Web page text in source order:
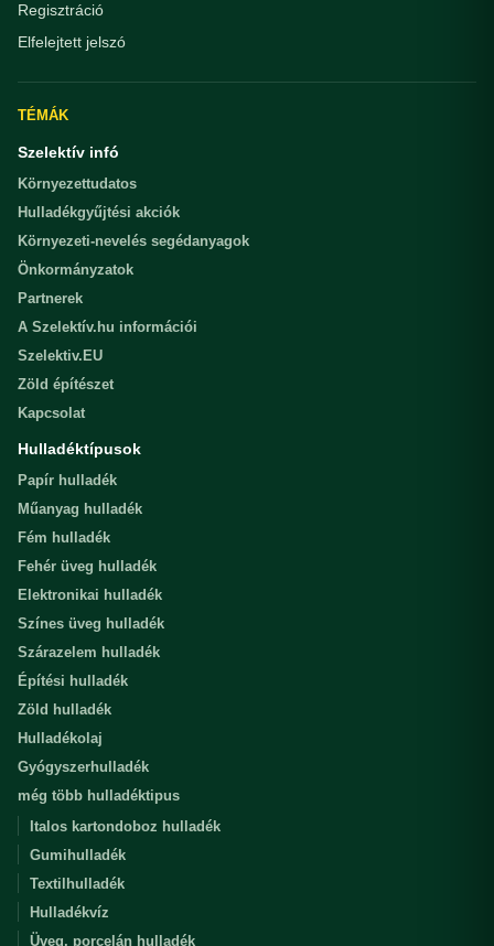
Regisztráció
Elfelejtett jelszó
TÉMÁK
Szelektív infó
Környezettudatos
Hulladékgyűjtési akciók
Környezeti-nevelés segédanyagok
Önkormányzatok
Partnerek
A Szelektív.hu információi
Szelektiv.EU
Zöld építészet
Kapcsolat
Hulladéktípusok
Papír hulladék
Műanyag hulladék
Fém hulladék
Fehér üveg hulladék
Elektronikai hulladék
Színes üveg hulladék
Szárazelem hulladék
Építési hulladék
Zöld hulladék
Hulladékolaj
Gyógyszerhulladék
még több hulladéktipus
Italos kartondoboz hulladék
Gumihulladék
Textilhulladék
Hulladékvíz
Üveg, porcelán hulladék